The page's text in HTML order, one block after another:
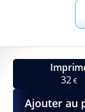
32€
Ajouter au